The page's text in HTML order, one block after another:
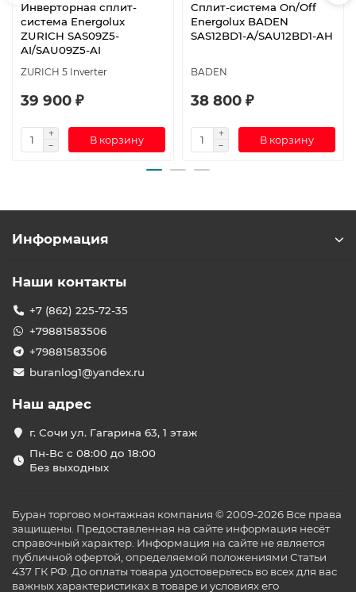
Инверторная сплит-
система Energolux
ZURICH SAS09Z5-
AI/SAU09Z5-AI
ZURICH 5 Inverter
39 900 ₽
В корзину
Сплит-система On/Off
Energolux BADEN
SAS12BD1-A/SAU12BD1-AH
BADEN
38 800 ₽
В корзину
Информация
Наши контакты
+7 (862) 225-72-35
+79881583506
+79881583506
buranlog1@yandex.ru
Наш адрес
г. Сочи ул. Гагарина 63, 1 этаж
Пн-Вс с 08:00 до 18:00
Без выходных
Буран торгово монтажная компания © 2009-2026 Все права
защищены. Предоставленная на сайте информация несёт
справочный характер. Информация на сайте не является
публичной офертой, определяемой положениями Статьи
437 ГК РФ. До оплаты товара удостоверьтесь во всех для вас
важных характеристиках в товаре и условиях его